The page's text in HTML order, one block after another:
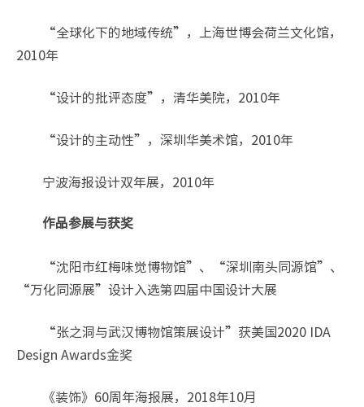
“全球化下的地域传统”，上海世博会荷兰文化馆，
2010年
“设计的批评态度”，清华美院，2010年
“设计的主动性”，深圳华美术馆，2010年
宁波海报设计双年展，2010年
作品参展与获奖
“沈阳市红梅味觉博物馆”、“深圳南头同源馆”、
“万化同源展”设计入选第四届中国设计大展
“张之洞与武汉博物馆策展设计”获美国2020 IDA
Design Awards金奖
《装饰》60周年海报展，2018年10月